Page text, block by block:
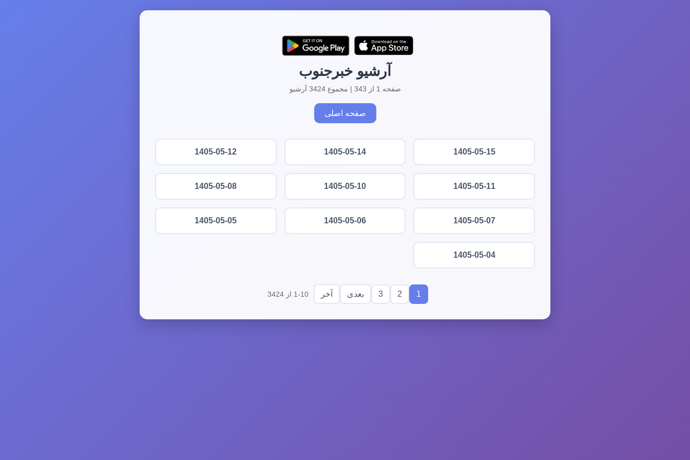
آرشیو خبرجنوب
صفحه 1 از 343 | مجموع 3424 آرشیو
صفحه اصلی
1405-05-15
1405-05-14
1405-05-12
1405-05-11
1405-05-10
1405-05-08
1405-05-07
1405-05-06
1405-05-05
1405-05-04
1
2
3 بعدی آخر 1-10 از 3424